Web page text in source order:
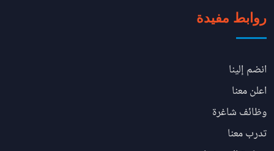
روابط مفيدة
انضم إلينا
اعلن معنا
وظائف شاغرة
تدرب معنا